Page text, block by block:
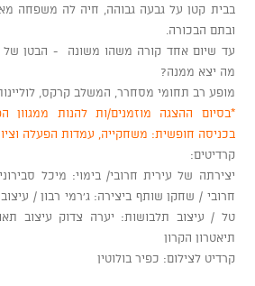
בבית קטן על גבעה גבוהה, חיה לה משפחה
ובתם הבכורה.
עד שיום אחד קורה משהו משונה - הבטן של
מה יצא ממנה?
מופע רב תחומי מסחרר, המשלב קרקס, לוליינות,
*בסיום ההצגה מוזמנים/ות להנות ממגוון
בכניסה חופשית: משחקייה, עמדות הפעלה
קרדיטים:
יצירתה של עירית חרובי/ בימוי: מיכל
חרובי / שחקן שותף ביצירה: ג'רמי רבון /
טל / עיצוב תלבושות: יערה צדוק עיצוב
תיאטרון הקרון
קרדיט לצילום: כפיר בולוטין